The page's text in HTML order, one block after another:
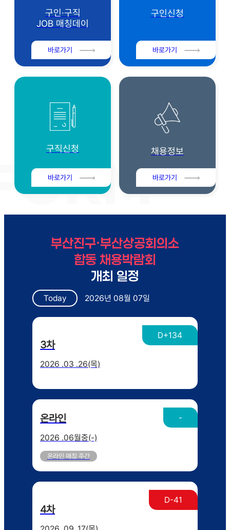
구인·구직
JOB 매칭데이
바로가기
구인신청
바로가기
구직신청
바로가기
채용정보
바로가기
부산진구·부산상공회의소
합동 채용박람회
개최 일정
Today 2026년 08월 07일
D+134
3차
2026 .03 .26(목)
-
온라인
2026 .06월중(-)
온라인 매칭 주간
D-41
4차